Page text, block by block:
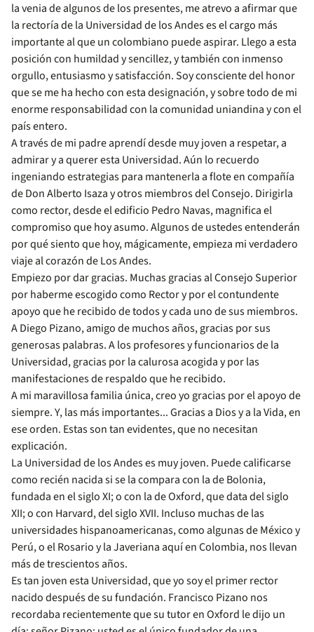
la venia de algunos de los presentes, me atrevo a afirmar que
la rectoría de la Universidad de los Andes es el cargo más
importante al que un colombiano puede aspirar. Llego a esta
posición con humildad y sencillez, y también con inmenso
orgullo, entusiasmo y satisfacción. Soy consciente del honor
que se me ha hecho con esta designación, y sobre todo de mi
enorme responsabilidad con la comunidad uniandina y con el
país entero.
A través de mi padre aprendí desde muy joven a respetar, a
admirar y a querer esta Universidad. Aún lo recuerdo
ingeniando estrategias para mantenerla a flote en compañía
de Don Alberto Isaza y otros miembros del Consejo. Dirigirla
como rector, desde el edificio Pedro Navas, magnifica el
compromiso que hoy asumo. Algunos de ustedes entenderán
por qué siento que hoy, mágicamente, empieza mi verdadero
viaje al corazón de Los Andes.
Empiezo por dar gracias. Muchas gracias al Consejo Superior
por haberme escogido como Rector y por el contundente
apoyo que he recibido de todos y cada uno de sus miembros.
A Diego Pizano, amigo de muchos años, gracias por sus
generosas palabras. A los profesores y funcionarios de la
Universidad, gracias por la calurosa acogida y por las
manifestaciones de respaldo que he recibido.
A mi maravillosa familia única, creo yo gracias por el apoyo de
siempre. Y, las más importantes... Gracias a Dios y a la Vida, en
ese orden. Estas son tan evidentes, que no necesitan
explicación.
La Universidad de los Andes es muy joven. Puede calificarse
como recién nacida si se la compara con la de Bolonia,
fundada en el siglo XI; o con la de Oxford, que data del siglo
XII; o con Harvard, del siglo XVII. Incluso muchas de las
universidades hispanoamericanas, como algunas de México y
Perú, o el Rosario y la Javeriana aquí en Colombia, nos llevan
más de trescientos años.
Es tan joven esta Universidad, que yo soy el primer rector
nacido después de su fundación. Francisco Pizano nos
recordaba recientemente que su tutor en Oxford le dijo un